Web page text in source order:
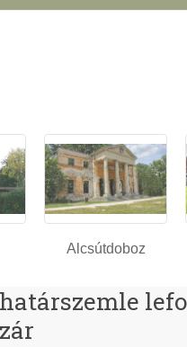
Alcsútdoboz